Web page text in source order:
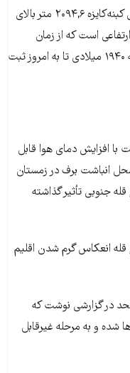
«روز ۱۴ اوت (۲۳ مرداد)، ارتفاع قله جنوبی کبنه‌کایزه ۲۰۹۴,۶ متر بالای
است که از زمان
اندازه‌گیری ارتفاع این قله در سال‌های دهه ۱۹۴۰ میلادی تا به امروز ثبت
با افزایش دمای هوا قابل
انباشت برف در زمستان
جنوبی تأثیر گذاشته
قله انعکاس گرم شدن اقلیم
در گزارشی نوشت که
و به مرحله غیرقابل